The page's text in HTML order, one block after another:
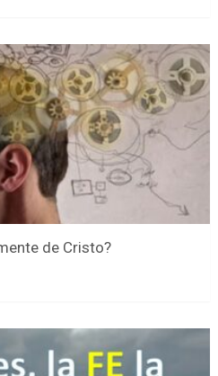
de Cristo?